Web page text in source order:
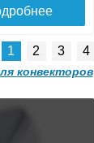
1 2 3 4
конвекторов